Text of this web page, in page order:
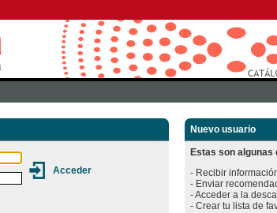
Nuevo usuario
Estas son
- Recibir
- Enviar
- Acceder a la